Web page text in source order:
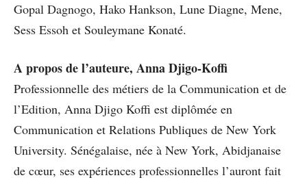
Gopal Dagnogo, Hako Hankson, Lune Diagne, Mene,
Sess Essoh et Souleymane Konaté.
A propos de l’auteure, Anna Djigo-Koffi
Professionnelle des métiers de la Communication et de
l’Edition, Anna Djigo Koffi est diplômée en
Communication et Relations Publiques de New York
University. Sénégalaise, née à New York, Abidjanaise
de cœur, ses expériences professionnelles l’auront fait